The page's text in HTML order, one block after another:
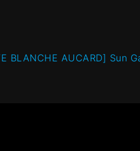
BLANCHE AUCARD] Sun